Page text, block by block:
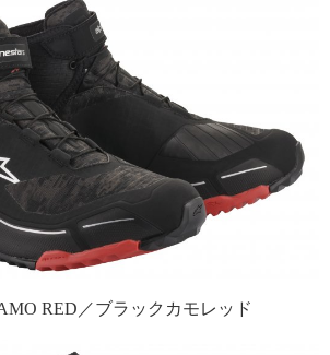
RED／ブラックカモレッド